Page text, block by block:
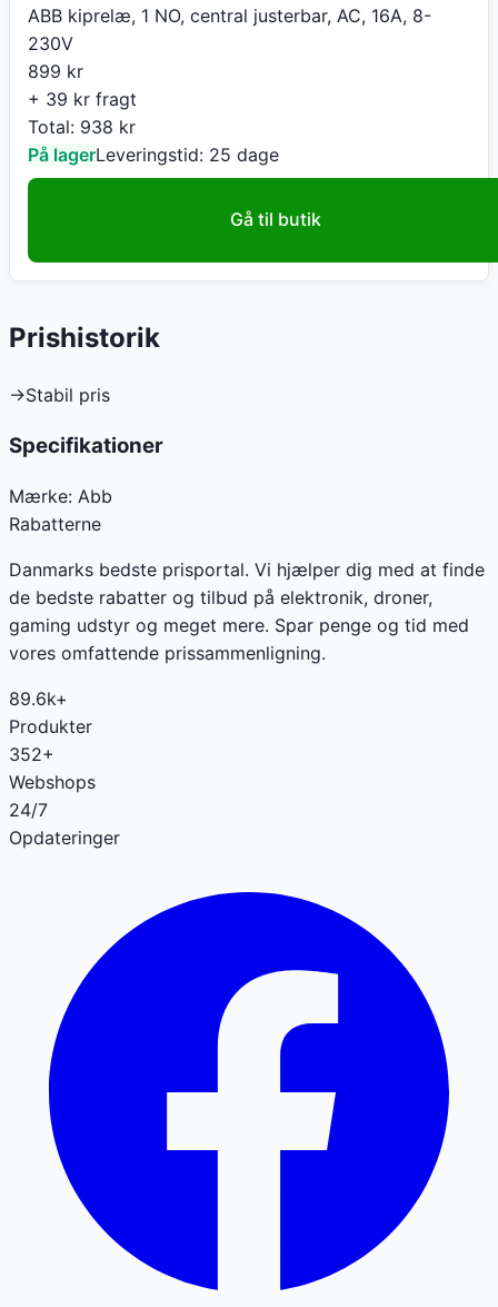
ABB kiprelæ, 1 NO, central justerbar, AC, 16A, 8-
230V
899 kr
+ 39 kr fragt
Total: 938 kr
På lagerLeveringstid: 25 dage
Gå til butik
Prishistorik
→Stabil pris
Specifikationer
Mærke: Abb
Rabatterne
Danmarks bedste prisportal. Vi hjælper dig med at finde
de bedste rabatter og tilbud på elektronik, droner,
gaming udstyr og meget mere. Spar penge og tid med
vores omfattende prissammenligning.
89.6k+
Produkter
352+
Webshops
24/7
Opdateringer